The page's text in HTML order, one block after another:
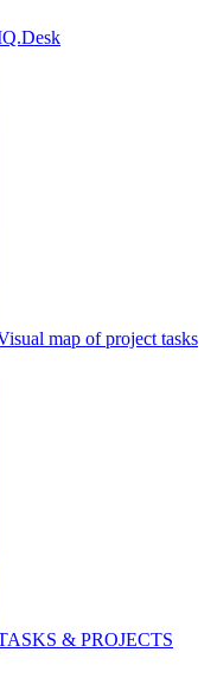
map of project tasks
& PROJECTS